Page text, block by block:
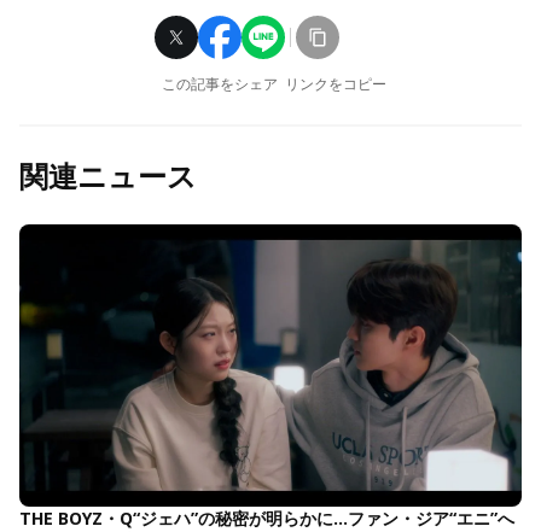
この記事をシェア リンクをコピー
関連ニュース
THE BOYZ・Q“ジェハ”の秘密が明らかに…ファン・ジア“エニ”へ